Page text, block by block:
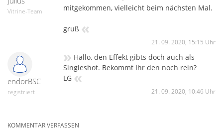
Vitrine-Team
mitgekommen, vielleicht beim nächsten Mal.
gruß «
21. 09. 2020, 15:15 Uhr
endorBSC
registriert
» Hallo, den Effekt gibts doch auch als
Singleshot. Bekommt Ihr den noch rein?
LG «
21. 09. 2020, 10:46 Uhr
KOMMENTAR VERFASSEN